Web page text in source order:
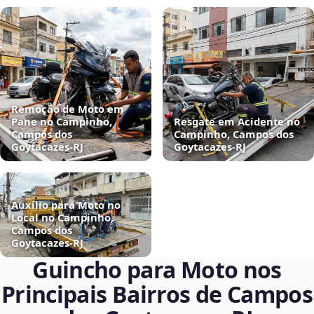
Remoção de Moto em
Pane no Campinho,
Campos dos
Goytacazes‑RJ
Resgate em Acidente no
Campinho, Campos dos
Goytacazes‑RJ
Auxílio para Moto no
Local no Campinho,
Campos dos
Goytacazes‑RJ
Guincho para Moto nos
Principais Bairros de Campos